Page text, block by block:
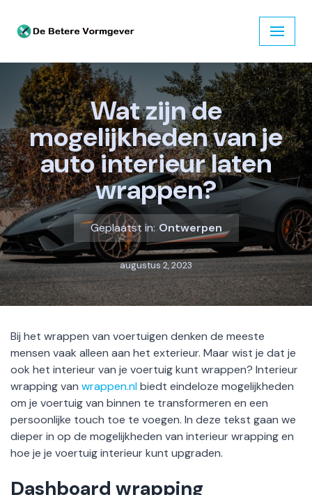
Ga
inhoud
Wat zijn de
mogelijkheden van je
auto interieur laten
wrappen?
Geplaatst in: Ontwerpen
augustus 2, 2023
Bij het wrappen van voertuigen denken de meeste
mensen vaak alleen aan het exterieur. Maar wist je dat je
ook het interieur van je voertuig kunt wrappen? Interieur
wrapping van wrappen.nlbiedt eindeloze mogelijkheden
om je voertuig van binnen te transformeren en een
persoonlijke touch toe te voegen. In deze tekst gaan we
dieper in op de mogelijkheden van interieur wrapping en
hoe je je voertuig interieur kunt upgraden.
Dashboard wrapping